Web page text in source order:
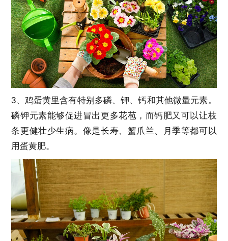
3、鸡蛋黄里含有特别多磷、钾、钙和其他微量元素。
磷钾元素能够促进冒出更多花苞，而钙肥又可以让枝
条更健壮少生病。像是长寿、蟹爪兰、月季等都可以
用蛋黄肥。